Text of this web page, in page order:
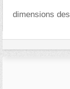
dimensions